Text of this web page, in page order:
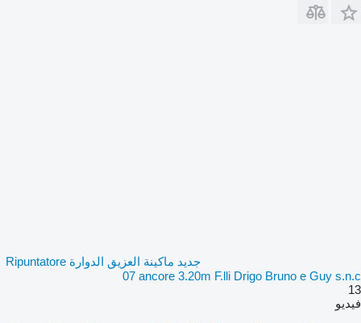
جديد ماكينة العزيق الدوارة Ripuntatore
07 ancore 3.20m F.lli Drigo Bruno e Guy s.n.c
13
فيديو